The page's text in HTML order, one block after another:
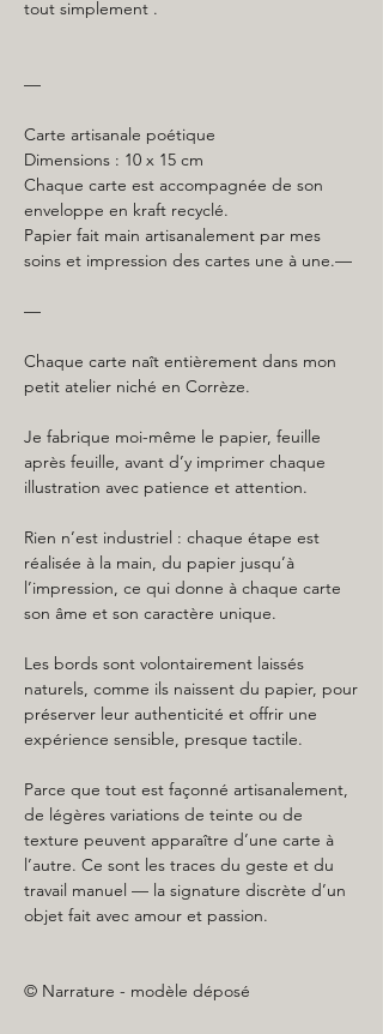
tout simplement .
—
Carte artisanale poétique
Dimensions : 10 x 15 cm
Chaque carte est accompagnée de son
enveloppe en kraft recyclé.
Papier fait main artisanalement par mes
soins et impression des cartes une à une.—
—
Chaque carte naît entièrement dans mon
petit atelier niché en Corrèze.
Je fabrique moi-même le papier, feuille
après feuille, avant d’y imprimer chaque
illustration avec patience et attention.
Rien n’est industriel : chaque étape est
réalisée à la main, du papier jusqu’à
l’impression, ce qui donne à chaque carte
son âme et son caractère unique.
Les bords sont volontairement laissés
naturels, comme ils naissent du papier, pour
préserver leur authenticité et offrir une
expérience sensible, presque tactile.
Parce que tout est façonné artisanalement,
de légères variations de teinte ou de
texture peuvent apparaître d’une carte à
l’autre. Ce sont les traces du geste et du
travail manuel — la signature discrète d’un
objet fait avec amour et passion.
© Narrature - modèle déposé